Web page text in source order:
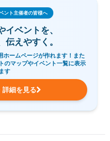
ント主催者の皆様へ
イベントを、
伝えやすく。
ホームページが作れます！また
のマップやイベント一覧に表示
す
詳細を見る